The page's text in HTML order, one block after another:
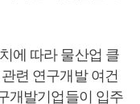
에 따라 물산업 클
련 연구개발 여건
개발기업들이 입주